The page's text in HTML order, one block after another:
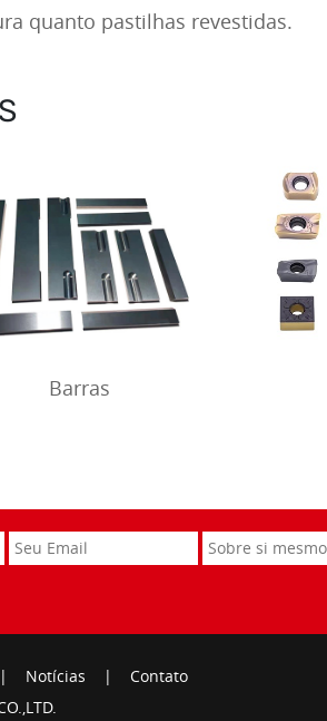
quanto pastilhas revestidas.
Barras
| Notícias |
Contato